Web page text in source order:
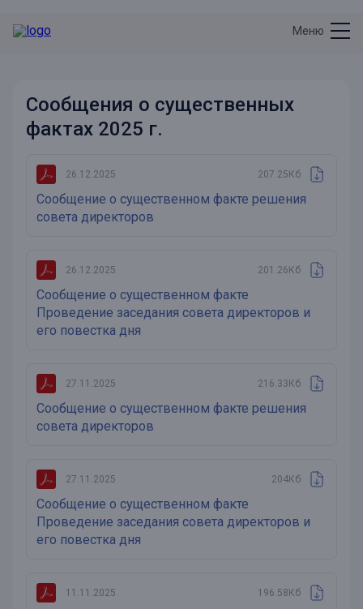
Меню
Сообщения о существенных
фактах 2025 г.
26.12.2025 207.25Кб
Сообщение о существенном факте решения
совета директоров
26.12.2025 201.26Кб
Сообщение о существенном факте
Проведение заседания совета директоров и
его повестка дня
27.11.2025 216.33Кб
Сообщение о существенном факте решения
совета директоров
27.11.2025 204Кб
Сообщение о существенном факте
Проведение заседания совета директоров и
его повестка дня
11.11.2025 196.58Кб